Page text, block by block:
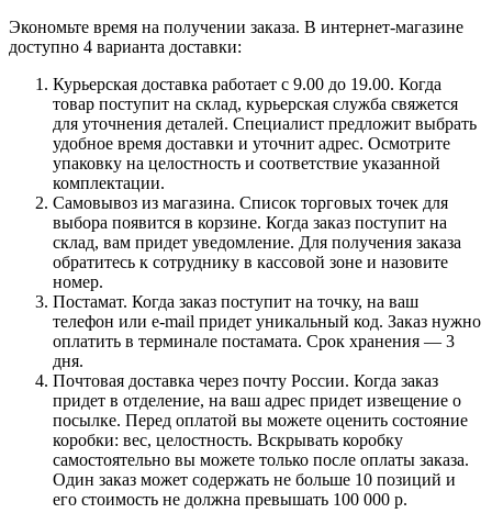
Экономьте время на получении заказа. В интернет-магазине
доступно 4 варианта доставки:
Курьерская доставка работает с 9.00 до 19.00. Когда
товар поступит на склад, курьерская служба свяжется
для уточнения деталей. Специалист предложит выбрать
удобное время доставки и уточнит адрес. Осмотрите
упаковку на целостность и соответствие указанной
комплектации.
Самовывоз из магазина. Список торговых точек для
выбора появится в корзине. Когда заказ поступит на
склад, вам придет уведомление. Для получения заказа
обратитесь к сотруднику в кассовой зоне и назовите
номер.
Постамат. Когда заказ поступит на точку, на ваш
телефон или e-mail придет уникальный код. Заказ нужно
оплатить в терминале постамата. Срок хранения — 3
дня.
Почтовая доставка через почту России. Когда заказ
придет в отделение, на ваш адрес придет извещение о
посылке. Перед оплатой вы можете оценить состояние
коробки: вес, целостность. Вскрывать коробку
самостоятельно вы можете только после оплаты заказа.
Один заказ может содержать не больше 10 позиций и
его стоимость не должна превышать 100 000 р.